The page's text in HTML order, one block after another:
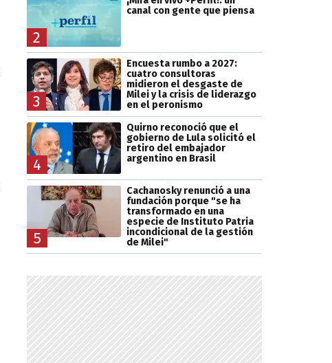
2
canal con gente que piensa
3
Encuesta rumbo a 2027:
cuatro consultoras
midieron el desgaste de
Milei y la crisis de liderazgo
en el peronismo
4
Quirno reconoció que el
gobierno de Lula solicitó el
retiro del embajador
argentino en Brasil
5
Cachanosky renunció a una
fundación porque "se ha
transformado en una
especie de Instituto Patria
incondicional de la gestión
de Milei"